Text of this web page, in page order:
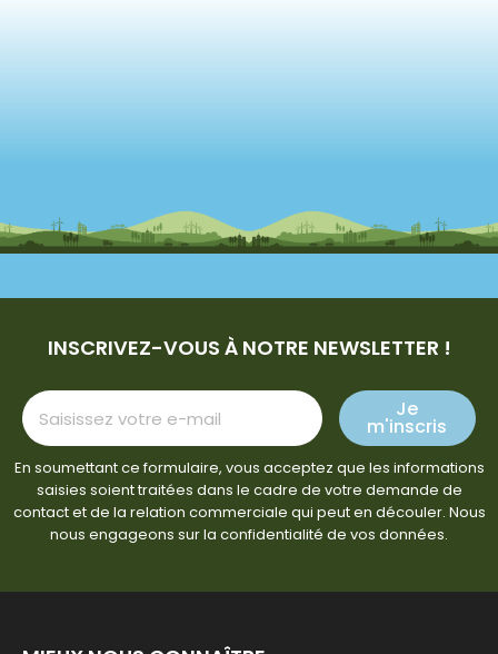
INSCRIVEZ-VOUS À NOTRE NEWSLETTER !
Je
m'inscris
En soumettant ce formulaire, vous acceptez que les informations
saisies soient traitées dans le cadre de votre demande de
contact et de la relation commerciale qui peut en découler. Nous
nous engageons sur la confidentialité de vos données.